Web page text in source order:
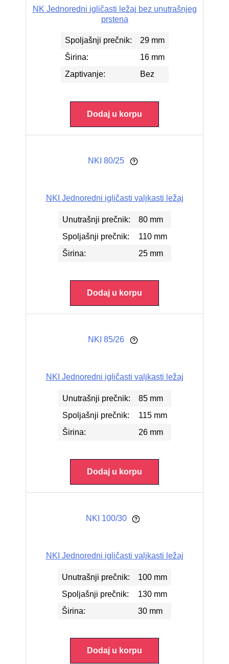
NK Jednoredni igličasti ležaj bez unutrašnjeg
prstena
Spoljašnji prečnik:
29 mm
Širina:
16 mm
Zaptivanje:
Bez
Dodaj u korpu
NKI 80/25
NKI Jednoredni igličasti valjkasti ležaj
Unutrašnji prečnik:
80 mm
Spoljašnji prečnik:
110 mm
Širina:
25 mm
Dodaj u korpu
NKI 85/26
NKI Jednoredni igličasti valjkasti ležaj
Unutrašnji prečnik:
85 mm
Spoljašnji prečnik:
115 mm
Širina:
26 mm
Dodaj u korpu
NKI 100/30
NKI Jednoredni igličasti valjkasti ležaj
Unutrašnji prečnik:
100 mm
Spoljašnji prečnik:
130 mm
Širina:
30 mm
Dodaj u korpu